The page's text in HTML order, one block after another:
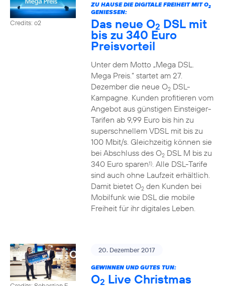
Credits: o2
ZU HAUSE DIE DIGITALE FREIHEIT MIT O2
GENIESSEN:
Das neue O2 DSL mit
bis zu 340 Euro
Preisvorteil
Unter dem Motto „Mega DSL.
Mega Preis.” startet am 27.
Dezember die neue O2DSL-
Kampagne. Kunden profitieren vom
Angebot aus günstigen Einsteiger-
Tarifen ab 9,99 Euro bis hin zu
superschnellem VDSL mit bis zu
100 Mbit/s. Gleichzeitig können sie
bei Abschluss des O2DSL M bis zu
340 Euro sparen1). Alle DSL-Tarife
sind auch ohne Laufzeit erhältlich.
Damit bietet O2den Kunden bei
Mobilfunk wie DSL die mobile
Freiheit für ihr digitales Leben.
20. Dezember 2017
GEWINNEN UND GUTES TUN:
O2 Live Christmas